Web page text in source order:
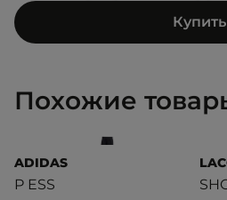
Купить
Похожие
ADIDAS
P ESS